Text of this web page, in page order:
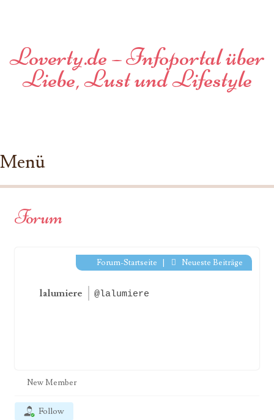
Loverty.de – Infoportal über
Liebe, Lust und Lifestyle
Menü
Forum
lalumiere @lalumiere
Forum-Startseite Neueste Beiträge
New Member
Follow